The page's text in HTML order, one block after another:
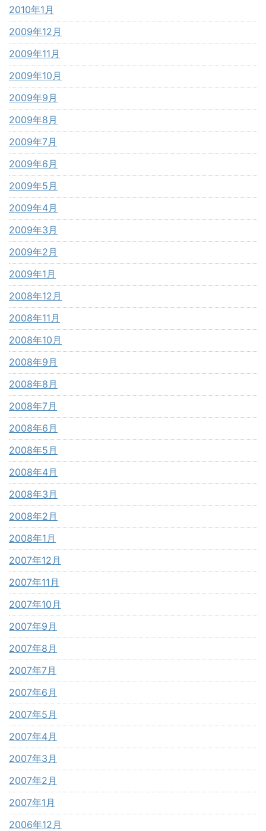
2010年1月
2009年12月
2009年11月
2009年10月
2009年9月
2009年8月
2009年7月
2009年6月
2009年5月
2009年4月
2009年3月
2009年2月
2009年1月
2008年12月
2008年11月
2008年10月
2008年9月
2008年8月
2008年7月
2008年6月
2008年5月
2008年4月
2008年3月
2008年2月
2008年1月
2007年12月
2007年11月
2007年10月
2007年9月
2007年8月
2007年7月
2007年6月
2007年5月
2007年4月
2007年3月
2007年2月
2007年1月
2006年12月